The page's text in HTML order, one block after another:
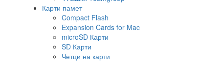
Карти памет
Compact Flash
Expansion Cards for Mac
microSD Карти
SD Карти
Четци на карти